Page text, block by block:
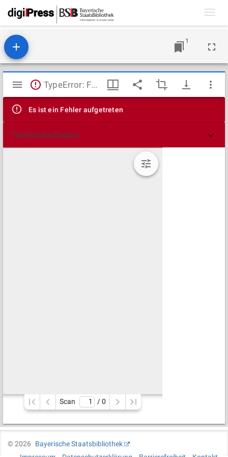
1
Mirador
Viewer
TypeError: Failed to fetch
Es ist ein Fehler aufgetreten
Technische Details
Scan / 0
©2026
Bayerische Staatsbibliothek